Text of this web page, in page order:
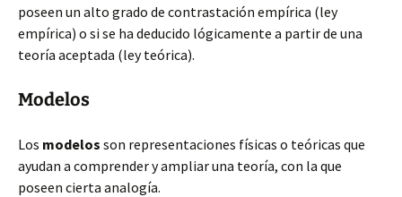
poseen un alto grado de contrastación empírica (ley
empírica) o si se ha deducido lógicamente a partir de una
teoría aceptada (ley teórica).
Modelos
Los modelos son representaciones físicas o teóricas que
ayudan a comprender y ampliar una teoría, con la que
poseen cierta analogía.